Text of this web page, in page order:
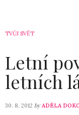
TVŮJ SVĚT
Letní
letních
30. 8. 2012 by ADÉLA